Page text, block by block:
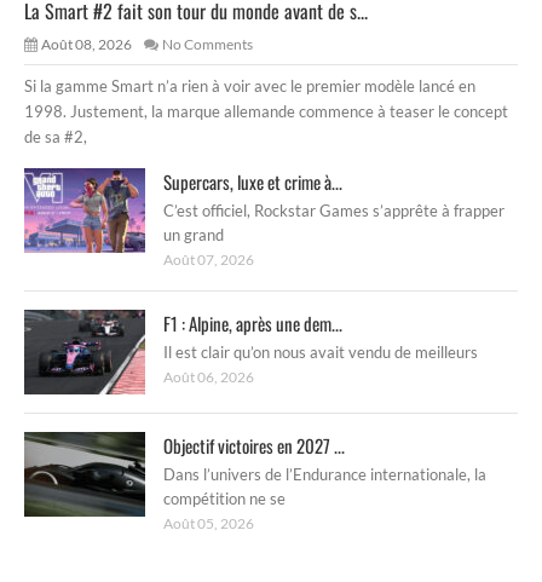
La Smart #2 fait son tour du monde avant de s...
Août 08, 2026 No Comments
Si la gamme Smart n’a rien à voir avec le premier modèle lancé en
1998. Justement, la marque allemande commence à teaser le concept
de sa #2,
Supercars, luxe et crime à...
C’est officiel, Rockstar Games s’apprête à frapper
un grand
Août 07, 2026
F1 : Alpine, après une dem...
Il est clair qu’on nous avait vendu de meilleurs
Août 06, 2026
Objectif victoires en 2027 ...
Dans l’univers de l’Endurance internationale, la
compétition ne se
Août 05, 2026